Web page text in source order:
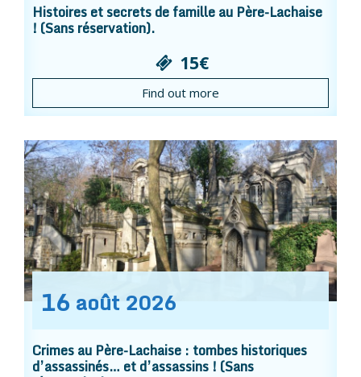
Histoires et secrets de famille au Père-Lachaise
! (Sans réservation).
15€
Find out more
16 août 2026
Crimes au Père-Lachaise : tombes historiques
d’assassinés… et d’assassins ! (Sans